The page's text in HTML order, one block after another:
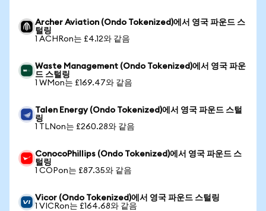
Archer Aviation (Ondo Tokenized)에서 영국 파운드 스
털링
1 ACHRon는 £4.12와 같음
Waste Management (Ondo Tokenized)에서 영국 파운
드 스털링
1 WMon는 £169.47와 같음
Talen Energy (Ondo Tokenized)에서 영국 파운드 스털
링
1 TLNon는 £260.28와 같음
ConocoPhillips (Ondo Tokenized)에서 영국 파운드 스
털링
1 COPon는 £87.35와 같음
Vicor (Ondo Tokenized)에서 영국 파운드 스털링
1 VICRon는 £164.68와 같음